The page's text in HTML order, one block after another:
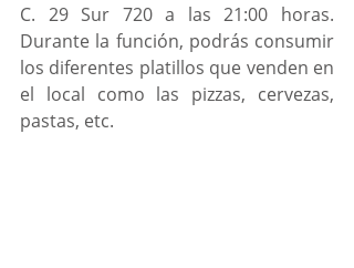
C. 29 Sur 720 a las 21:00 horas.
Durante la función, podrás consumir
los diferentes platillos que venden en
el local como las pizzas, cervezas,
pastas, etc.